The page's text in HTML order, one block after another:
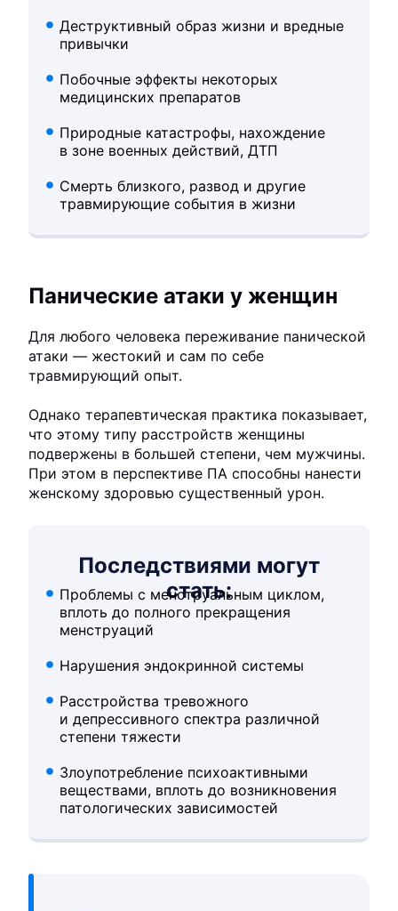
Деструктивный образ жизни и вредные
привычки
Побочные эффекты некоторых
медицинских препаратов
Природные катастрофы, нахождение
в зоне военных действий, ДТП
Смерть близкого, развод и другие
травмирующие события в жизни
Панические атаки у женщин
Для любого человека переживание панической
атаки — жестокий и сам по себе
травмирующий опыт.
Однако терапевтическая практика показывает,
что этому типу расстройств женщины
подвержены в большей степени, чем мужчины.
При этом в перспективе ПА способны нанести
женскому здоровью существенный урон.
Последствиями могут
стать:
Проблемы с менструальным циклом,
вплоть до полного прекращения
менструаций
Нарушения эндокринной системы
Расстройства тревожного
и депрессивного спектра различной
степени тяжести
Злоупотребление психоактивными
веществами, вплоть до возникновения
патологических зависимостей